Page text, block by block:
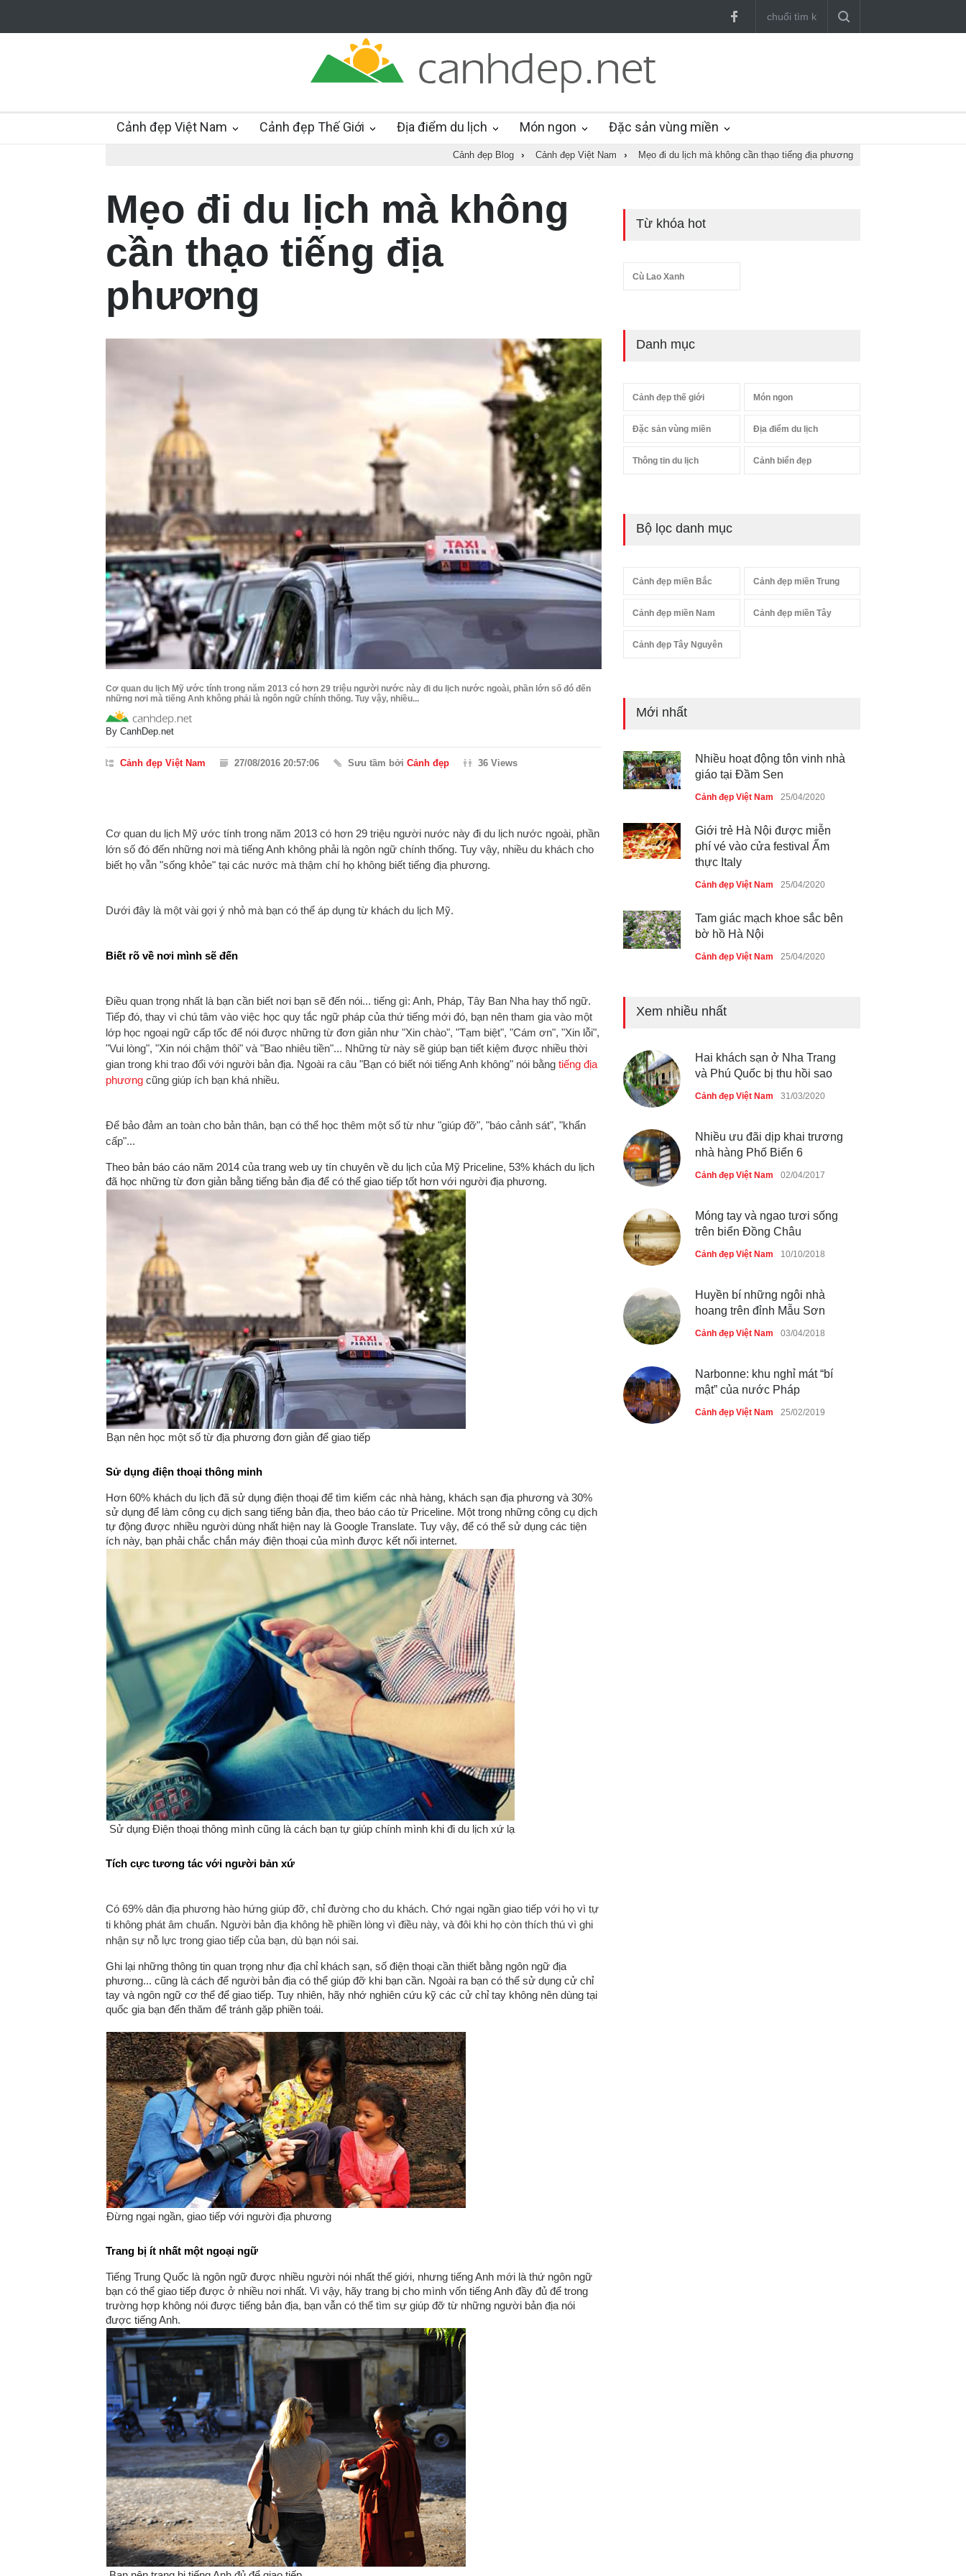
Cảnh đẹp Việt Nam Cảnh đẹp Thế Giới Địa điểm du lịch Món ngon Đặc sản vùng miền
Cảnh đẹp Blog › Cảnh đẹp Việt Nam › Mẹo đi du lịch mà không cần thạo tiếng địa phương
Mẹo đi du lịch mà không
cần thạo tiếng địa
phương
Cơ quan du lịch Mỹ ước tính trong năm 2013 có hơn 29 triệu người nước này đi du lịch nước ngoài, phần lớn số đó đến
những nơi mà tiếng Anh không phải là ngôn ngữ chính thống. Tuy vậy, nhiều...
By CanhDep.net
Cảnh đẹp Việt Nam 27/08/2016 20:57:06 Sưu tầm bởi Cảnh đẹp 36 Views
Cơ quan du lịch Mỹ ước tính trong năm 2013 có hơn 29 triệu người nước này đi du lịch nước ngoài, phần
lớn số đó đến những nơi mà tiếng Anh không phải là ngôn ngữ chính thống. Tuy vậy, nhiều du khách cho
biết họ vẫn "sống khỏe" tại các nước mà thậm chí họ không biết tiếng địa phương.
Dưới đây là một vài gợi ý nhỏ mà bạn có thể áp dụng từ khách du lịch Mỹ.
Biết rõ về nơi mình sẽ đến
Điều quan trọng nhất là bạn cần biết nơi bạn sẽ đến nói... tiếng gì: Anh, Pháp, Tây Ban Nha hay thổ ngữ.
Tiếp đó, thay vì chú tâm vào việc học quy tắc ngữ pháp của thứ tiếng mới đó, bạn nên tham gia vào một
lớp học ngoại ngữ cấp tốc để nói được những từ đơn giản như "Xin chào", "Tạm biệt", "Cám ơn", "Xin lỗi",
"Vui lòng", "Xin nói chậm thôi" và "Bao nhiêu tiền"... Những từ này sẽ giúp bạn tiết kiệm được nhiều thời
gian trong khi trao đổi với người bản địa. Ngoài ra câu "Bạn có biết nói tiếng Anh không" nói bằng tiếng địa
phương cũng giúp ích bạn khá nhiều.
Để bảo đảm an toàn cho bản thân, bạn có thể học thêm một số từ như "giúp đỡ", "báo cảnh sát", "khẩn
cấp"...
Theo bản báo cáo năm 2014 của trang web uy tín chuyên về du lịch của Mỹ Priceline, 53% khách du lịch
đã học những từ đơn giản bằng tiếng bản địa để có thể giao tiếp tốt hơn với người địa phương.
Bạn nên học một số từ địa phương đơn giản để giao tiếp
Sử dụng điện thoại thông minh
Hơn 60% khách du lịch đã sử dụng điện thoại để tìm kiếm các nhà hàng, khách sạn địa phương và 30%
sử dụng để làm công cụ dịch sang tiếng bản địa, theo báo cáo từ Priceline. Một trong những công cụ dịch
tự động được nhiều người dùng nhất hiện nay là Google Translate. Tuy vậy, để có thể sử dụng các tiện
ích này, bạn phải chắc chắn máy điện thoại của mình được kết nối internet.
Sử dụng Điện thoại thông mình cũng là cách bạn tự giúp chính mình khi đi du lịch xứ lạ
Tích cực tương tác với người bản xứ
Có 69% dân địa phương hào hứng giúp đỡ, chỉ đường cho du khách. Chớ ngại ngần giao tiếp với họ vì tự
ti không phát âm chuẩn. Người bản địa không hề phiền lòng vì điều này, và đôi khi họ còn thích thú vì ghi
nhận sự nỗ lực trong giao tiếp của bạn, dù bạn nói sai.
Ghi lại những thông tin quan trọng như địa chỉ khách sạn, số điện thoại cần thiết bằng ngôn ngữ địa
phương... cũng là cách để người bản địa có thể giúp đỡ khi bạn cần. Ngoài ra bạn có thể sử dụng cử chỉ
tay và ngôn ngữ cơ thể để giao tiếp. Tuy nhiên, hãy nhớ nghiên cứu kỹ các cử chỉ tay không nên dùng tại
quốc gia bạn đến thăm để tránh gặp phiền toái.
Đừng ngại ngần, giao tiếp với người địa phương
Trang bị ít nhất một ngoại ngữ
Tiếng Trung Quốc là ngôn ngữ được nhiều người nói nhất thế giới, nhưng tiếng Anh mới là thứ ngôn ngữ
bạn có thể giao tiếp được ở nhiều nơi nhất. Vì vậy, hãy trang bị cho mình vốn tiếng Anh đầy đủ để trong
trường hợp không nói được tiếng bản địa, bạn vẫn có thể tìm sự giúp đỡ từ những người bản địa nói
được tiếng Anh.
Từ khóa hot
Cù Lao Xanh
Danh mục
Cảnh đẹp thế giới Món ngon
Đặc sản vùng miền Địa điểm du lịch
Thông tin du lịch Cảnh biển đẹp
Bộ lọc danh mục
Cảnh đẹp miền Bắc Cảnh đẹp miền Trung
Cảnh đẹp miền Nam Cảnh đẹp miền Tây
Cảnh đẹp Tây Nguyên
Mới nhất
Nhiều hoạt động tôn vinh nhà
giáo tại Đầm Sen
Cảnh đẹp Việt Nam 25/04/2020
Giới trẻ Hà Nội được miễn
phí vé vào cửa festival Ẩm
thực Italy
Cảnh đẹp Việt Nam 25/04/2020
Tam giác mạch khoe sắc bên
bờ hồ Hà Nội
Cảnh đẹp Việt Nam 25/04/2020
du lịch quốc gia
Những món ăn đồng quê dân
dã ở Sài Gòn
Cảnh đẹp Việt Nam 25/04/2020
Xem nhiều nhất
Hai khách sạn ở Nha Trang
và Phú Quốc bị thu hồi sao
Cảnh đẹp Việt Nam 31/03/2020
Nhiều ưu đãi dịp khai trương
nhà hàng Phố Biển 6
Cảnh đẹp Việt Nam 02/04/2017
Móng tay và ngao tươi sống
trên biển Đồng Châu
Cảnh đẹp Việt Nam 10/10/2018
Huyền bí những ngôi nhà
hoang trên đỉnh Mẫu Sơn
Cảnh đẹp Việt Nam 03/04/2018
Narbonne: khu nghỉ mát “bí
mật” của nước Pháp
Cảnh đẹp Việt Nam 25/02/2019